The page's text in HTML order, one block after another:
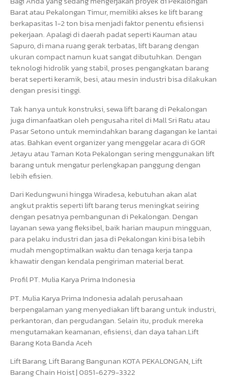
Barat atau Pekalongan Timur, memiliki akses ke lift barang
berkapasitas 1-2 ton bisa menjadi faktor penentu efisiensi
pekerjaan. Apalagi di daerah padat seperti Kauman atau
Sapuro, di mana ruang gerak terbatas, lift barang dengan
ukuran compact namun kuat sangat dibutuhkan. Dengan
teknologi hidrolik yang stabil, proses pengangkatan barang
berat seperti keramik, besi, atau mesin industri bisa dilakukan
dengan presisi tinggi.
Tak hanya untuk konstruksi, sewa lift barang di Pekalongan
juga dimanfaatkan oleh pengusaha ritel di Mall Sri Ratu atau
Pasar Setono untuk memindahkan barang dagangan ke lantai
atas. Bahkan event organizer yang menggelar acara di GOR
Jetayu atau Taman Kota Pekalongan sering menggunakan lift
barang untuk mengatur perlengkapan panggung dengan
lebih efisien.
Dari Kedungwuni hingga Wiradesa, kebutuhan akan alat
angkut praktis seperti lift barang terus meningkat seiring
dengan pesatnya pembangunan di Pekalongan. Dengan
layanan sewa yang fleksibel, baik harian maupun mingguan,
para pelaku industri dan jasa di Pekalongan kini bisa lebih
mudah mengoptimalkan waktu dan tenaga kerja tanpa
khawatir dengan kendala pengiriman material berat.
Profil PT. Mulia Karya Prima Indonesia
PT. Mulia Karya Prima Indonesia adalah perusahaan
berpengalaman yang menyediakan lift barang untuk industri,
perkantoran, dan pergudangan. Selain itu, produk mereka
mengutamakan keamanan, efisiensi, dan daya tahan.Lift
Barang Kota Banda Aceh
Lift Barang, Lift Barang Bangunan KOTA PEKALONGAN, Lift
Barang Chain Hoist | 0851-6279-3322